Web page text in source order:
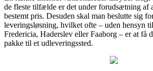
de fleste tilfælde er det under forudsætning af
bestemt pris. Desuden skal man beslutte sig
leveringsløsning, hvilket ofte – uden hensyn
Fredericia, Haderslev eller Faaborg – er at få
pakke til et udleveringssted.